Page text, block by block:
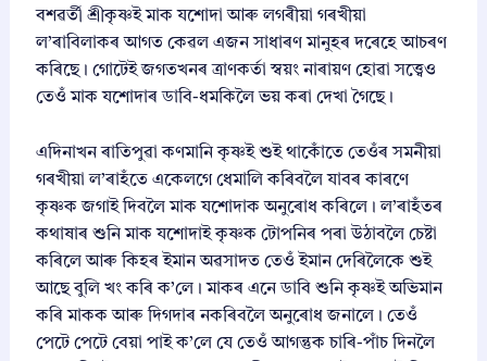
বশৱৰ্তী শ্ৰীকৃষ্ণই মাক যশোদা আৰু লগৰীয়া গৰখীয়া
ল’ৰাবিলাকৰ আগত কেৱল এজন সাধাৰণ মানুহৰ দৰেহে আচৰণ
কৰিছে। গোটেই জগতখনৰ ত্ৰাণকৰ্তা স্বয়ং নাৰায়ণ হোৱা সত্ত্বেও
তেওঁ মাক যশোদাৰ ডাবি-ধমকিলৈ ভয় কৰা দেখা গৈছে।
​এদিনাখন ৰাতিপুৱা কণমানি কৃষ্ণই শুই থাকোঁতে তেওঁৰ সমনীয়া
গৰখীয়া ল’ৰাহঁতে একেলগে ধেমালি কৰিবলৈ যাবৰ কাৰণে
কৃষ্ণক জগাই দিবলৈ মাক যশোদাক অনুৰোধ কৰিলে। ল’ৰাহঁতৰ
কথাষাৰ শুনি মাক যশোদাই কৃষ্ণক টোপনিৰ পৰা উঠাবলৈ চেষ্টা
কৰিলে আৰু কিহৰ ইমান অৱসাদত তেওঁ ইমান দেৰিলৈকে শুই
আছে বুলি খং কৰি ক’লে। মাকৰ এনে ডাবি শুনি কৃষ্ণই অভিমান
কৰি মাকক আৰু দিগদাৰ নকৰিবলৈ অনুৰোধ জনালে। তেওঁ
পেটে পেটে বেয়া পাই ক’লে যে তেওঁ আগন্তুক চাৰি-পাঁচ দিনলৈ